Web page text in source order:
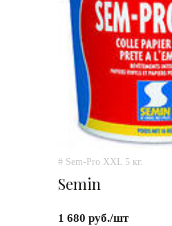
# Sem-Pro XXL 5 кг.
Semin
1 680 руб./шт